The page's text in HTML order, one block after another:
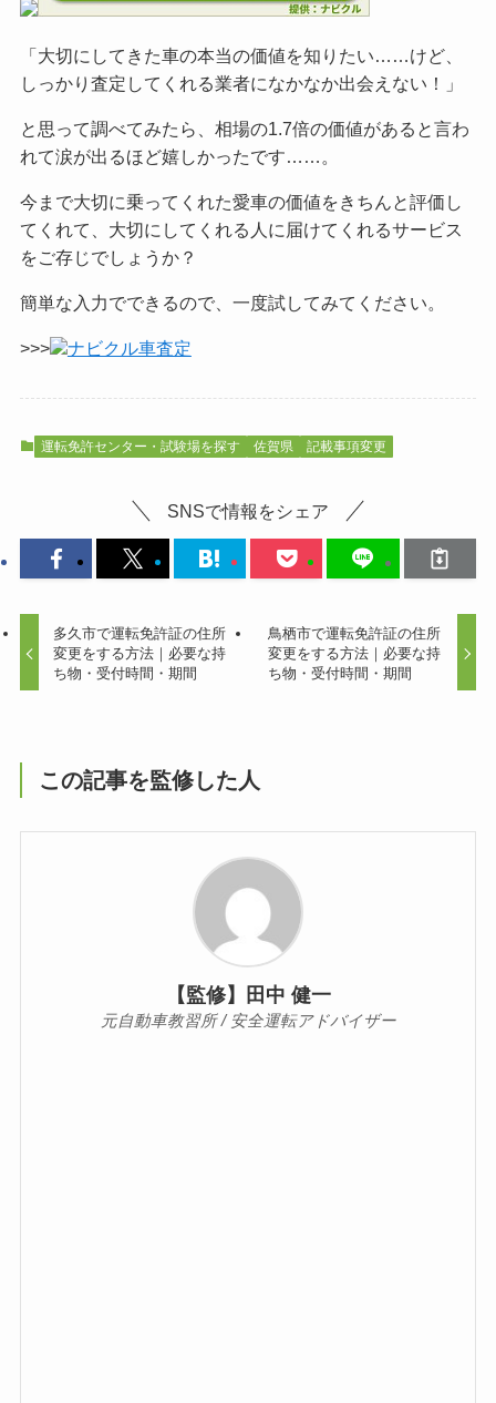
「大切にしてきた車の本当の価値を知りたい……けど、
しっかり査定してくれる業者になかなか出会えない！」
と思って調べてみたら、相場の1.7倍の価値があると言わ
れて涙が出るほど嬉しかったです……。
今まで大切に乗ってくれた愛車の価値をきちんと評価し
てくれて、大切にしてくれる人に届けてくれるサービス
をご存じでしょうか？
簡単な入力でできるので、一度試してみてください。
>>> ナビクル車査定
運転免許センター・試験場を探す 佐賀県 記載事項変更
SNSで情報をシェア
多久市で運転免許証の住所
変更をする方法｜必要な持
ち物・受付時間・期間
鳥栖市で運転免許証の住所
変更をする方法｜必要な持
ち物・受付時間・期間
この記事を監修した人
【監修】田中 健一
元自動車教習所 / 安全運転アドバイザー